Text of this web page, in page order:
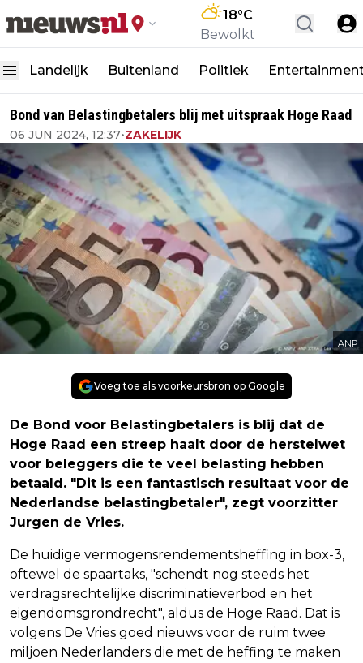
18°C
Bewolkt
Landelijk Buitenland Politiek
Bond van Belastingbetalers blij met uitspraak Hoge Raad
06 JUN 2024, 12:37•ZAKELIJK
ANP
Voeg toe als voorkeursbron op Google
De Bond voor Belastingbetalers is blij dat de
Hoge Raad een streep haalt door de herstelwet
voor beleggers die te veel belasting hebben
betaald. "Dit is een fantastisch resultaat voor de
Nederlandse belastingbetaler", zegt voorzitter
Jurgen de Vries.
De huidige vermogensrendementsheffing in box-3,
oftewel de spaartaks, "schendt nog steeds het
verdragsrechtelijke discriminatieverbod en het
eigendomsgrondrecht", aldus de Hoge Raad. Dat is
volgens De Vries goed nieuws voor de ruim twee
miljoen Nederlanders die met de heffing te maken